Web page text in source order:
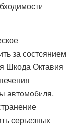
за состоянием
Шкода Октавия
автомобиля.
серьезных